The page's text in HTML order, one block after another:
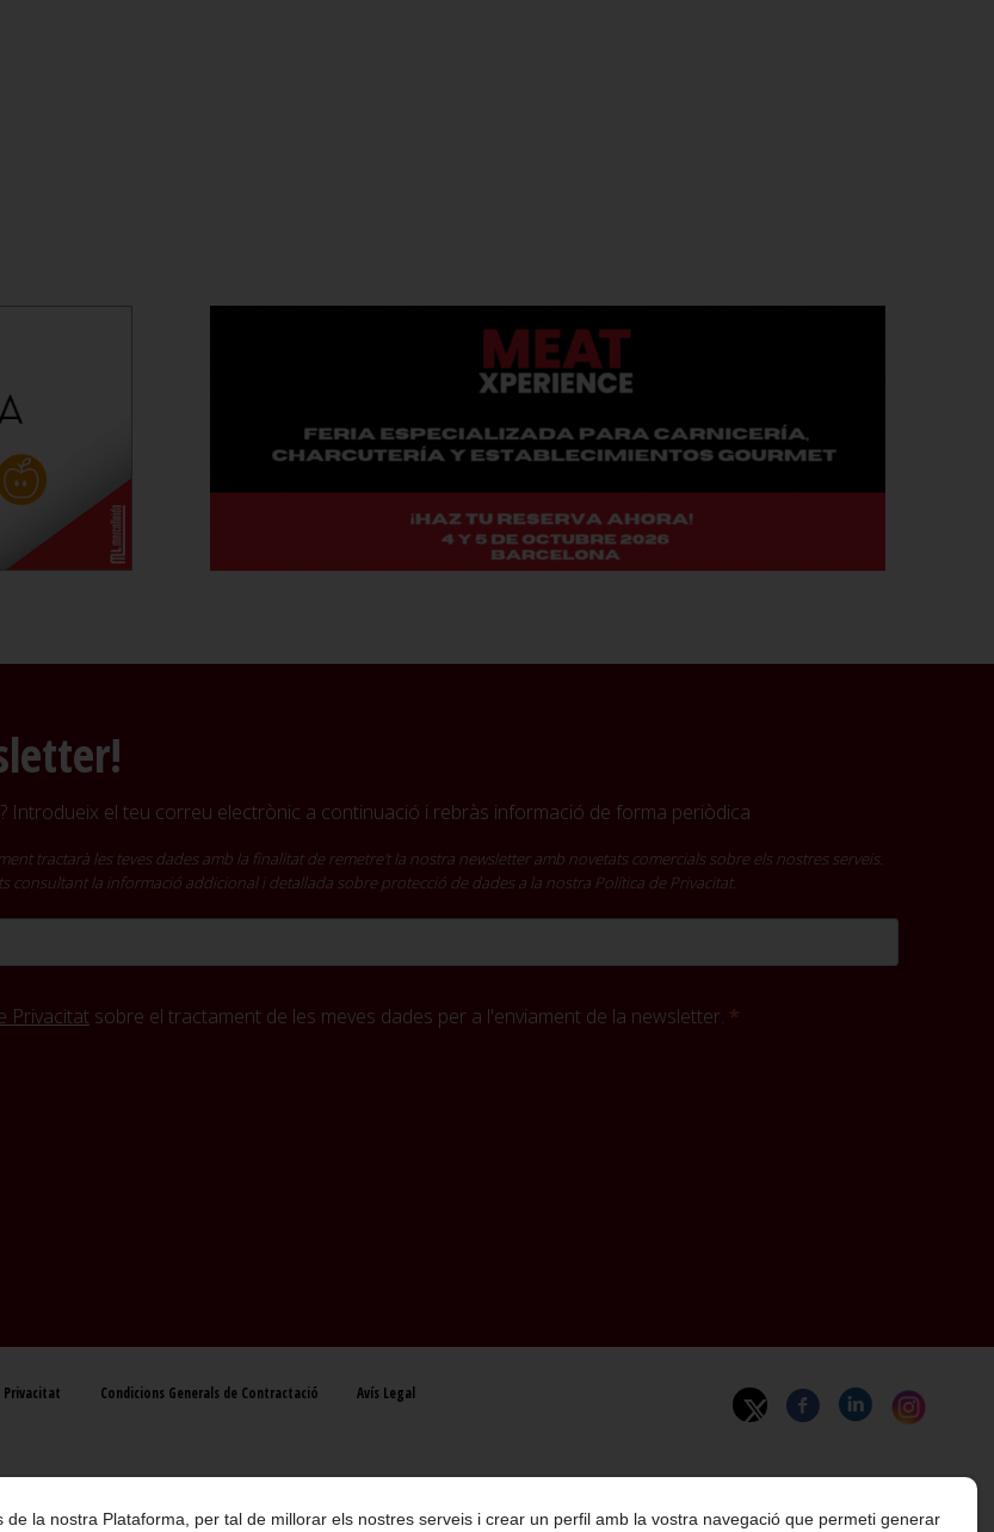
el teu correu electrònic a continuació i rebràs informació de forma periòdica
tractarà les teves dades amb la finalitat de remetre't la nostra newsletter amb novetats comercials sobre els nostres serveis.
consultant la informació addicional i detallada sobre protecció de dades a la nostra Política de Privacitat.
Privacitat sobre el tractament de les meves dades per a l'enviament de la newsletter.
Privacitat Condicions Generals de Contractació Avís Legal
de la nostra Plataforma, per tal de millorar els nostres serveis i crear un perfil amb la vostra navegació que permeti generar